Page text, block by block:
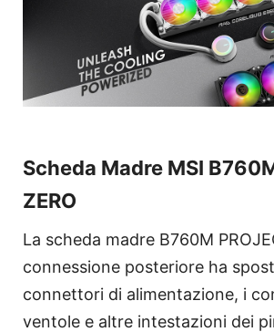
Scheda Madre MSI
ZERO
La scheda madre B760M
connessione posteriore ha
connettori di alimentazione, i
ventole e altre intestazioni dei